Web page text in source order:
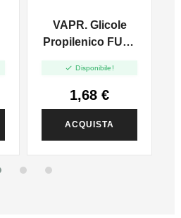
VAPR. Glicole
Propilenico FULL
 Disponibile!
1,68 €
ACQUISTA